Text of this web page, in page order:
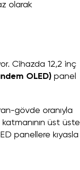
olarak
Cihazda 12,2 inç
OLED) panel
gövde oranıyla
üst üste
panellere kıyasla